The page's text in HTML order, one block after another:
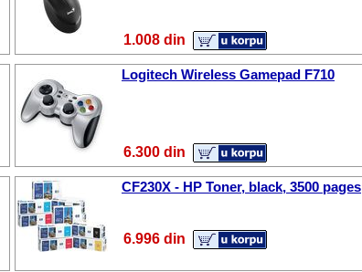
1.008 din
Logitech Wireless Gamepad F710
6.300 din
CF230X - HP Toner, black, 3500 pages
6.996 din